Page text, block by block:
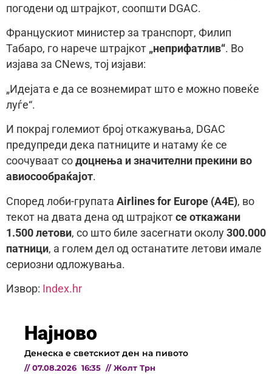
погодени од штрајкот, соопшти DGAC.
Францускиот министер за транспорт, Филип
Табаро, го нарече штрајкот „неприфатлив“. Во
изјава за CNews, тој изјави:
„Идејата е да се вознемират што е можно повеќе
луѓе“.
И покрај големиот број откажувања, DGAC
предупреди дека патниците и натаму ќе се
соочуваат со доцнења и значителни прекини во
авиосообраќајот.
Според лоби-групата Airlines for Europe (A4E), во
текот на двата дена од штрајкот се откажани
1.500 летови, со што биле засегнати околу 300.000
патници, а голем дел од останатите летови имале
сериозни одложувања.
Извор: Index.hr
Најново
Денеска е светскиот ден на пивото
// 07.08.2026 16:35 // Жолт Трн